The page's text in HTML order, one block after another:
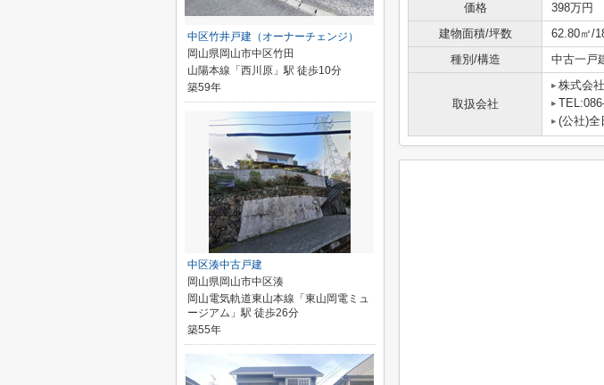
価格 398万円
建物面積/坪数
62.80㎡/
種別/構造
中古一戸
取扱会社
株式会
(公社)全
中区竹井戸建（オーナーチェンジ）
岡山県岡山市中区竹田
山陽本線「西川原」駅 徒歩10分
築59年
中区湊中古戸建
岡山県岡山市中区湊
岡山電気軌道東山本線「東山岡電ミュ
ージアム」駅 徒歩26分
築55年